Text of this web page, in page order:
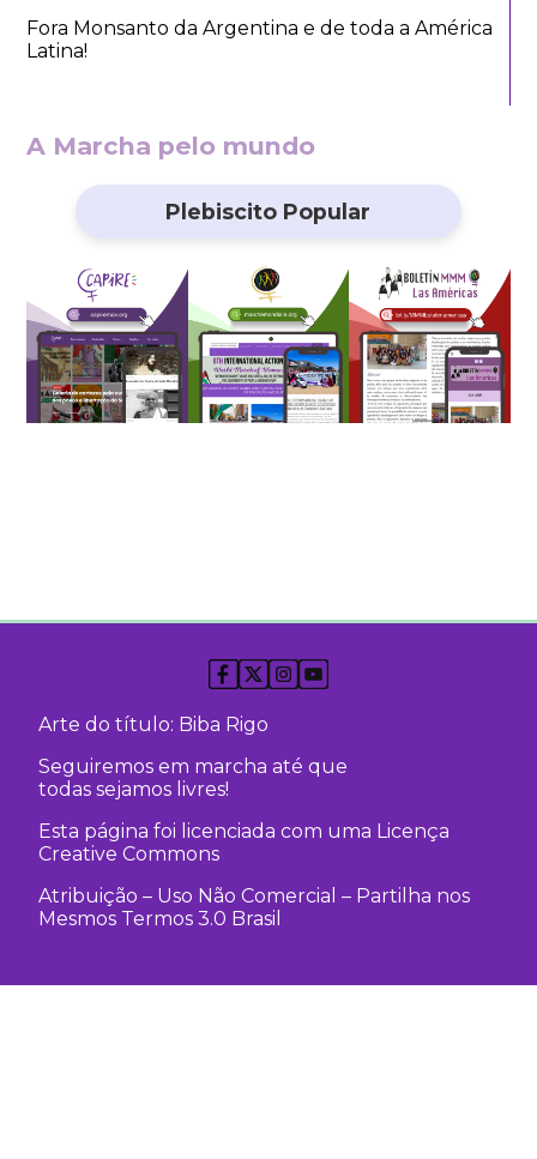
Fora Monsanto da Argentina e de toda a América
Latina!
A Marcha pelo mundo
Plebiscito Popular
Arte do título: Biba Rigo
Seguiremos em marcha até que
todas sejamos livres!
Esta página foi licenciada com uma Licença
Creative Commons
Atribuição – Uso Não Comercial – Partilha nos
Mesmos Termos 3.0 Brasil